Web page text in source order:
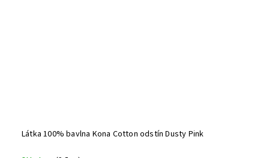
Látka 100% bavlna Kona Cotton odstín Dusty Pink